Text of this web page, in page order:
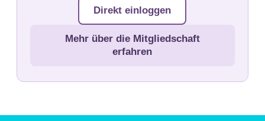
Direkt einloggen
Mehr über die Mitgliedschaft
erfahren